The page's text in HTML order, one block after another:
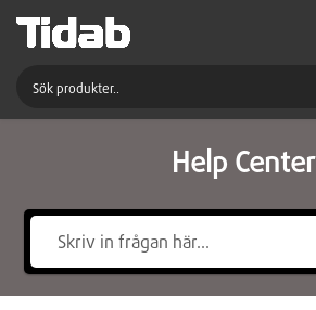
Help Center